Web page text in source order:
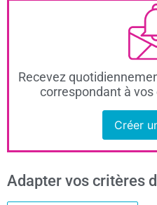
Recevez
correspondant à
Créer
Adapter vos critères